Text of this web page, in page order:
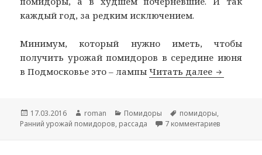
каждый год, за редким исключением.
Минимум, который нужно иметь, чтобы
получить урожай помидоров в середине июня
в Подмосковье это – лампыЧитать далее Ранний
Опубликовано
17.03.2016 Автор
roman Рубрики
Помидоры Метки
помидоры,
Ранний урожай помидоров, рассада 7 комментариев